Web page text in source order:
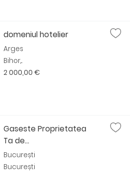
domeniul hotelier
Arges
Bihor,...
2 000,00 €
Gaseste Proprietatea
Ta de...
București
București